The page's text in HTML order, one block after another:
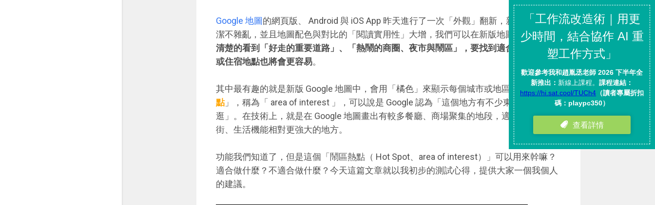
Google 地圖的網頁版、 Android 與 iOS App 昨天進行了一次「外觀」翻新，新版地圖更簡
潔不雜亂，並且地圖配色與對比的「閱讀實用性」大增，我們可以在新版地圖風格中，更
清楚的看到「好走的重要道路」、「熱鬧的商圈、夜市與鬧區」，要找到適合的用餐地點
或住宿地點也將會更容易。
其中最有趣的就是新版 Google 地圖中，會用「橘色」來顯示每個城市或地區的「 鬧區熱
點」，稱為「 area of interest 」，可以說是 Google 認為「這個地方有不少東西可以逛
逛」。在技術上，就是在 Google 地圖畫出有較多餐廳、商場聚集的地段，適合吃飯逛
街、生活機能相對更強大的地方。
功能我們知道了，但是這個「鬧區熱點（ Hot Spot、area of interest）」可以用來幹嘛？
適合做什麼？不適合做什麼？今天這篇文章就以我初步的測試心得，提供大家一個我個人
的建議。